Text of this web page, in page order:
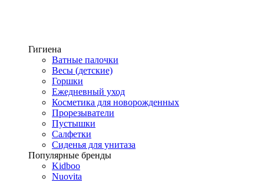
Гигиена
Ватные палочки
Весы (детские)
Горшки
Ежедневный уход
Косметика для новорожденных
Прорезыватели
Пустышки
Салфетки
Сиденья для унитаза
Популярные бренды
Kidboo
Nuovita